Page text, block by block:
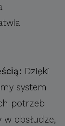
Dzięki
system
potrzeb
obsłudze,